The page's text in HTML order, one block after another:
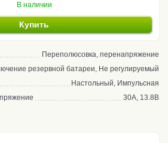
В наличии
Купить
Переполюсовка, перенапряжение
резервной батареи, Не регулируемый
Настольный, Импульсная
30А, 13.8В